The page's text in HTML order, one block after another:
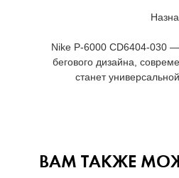
Nike P-6000 CD6404-030 —
бегового дизайна,
станет
ВАМ ТАКЖЕ